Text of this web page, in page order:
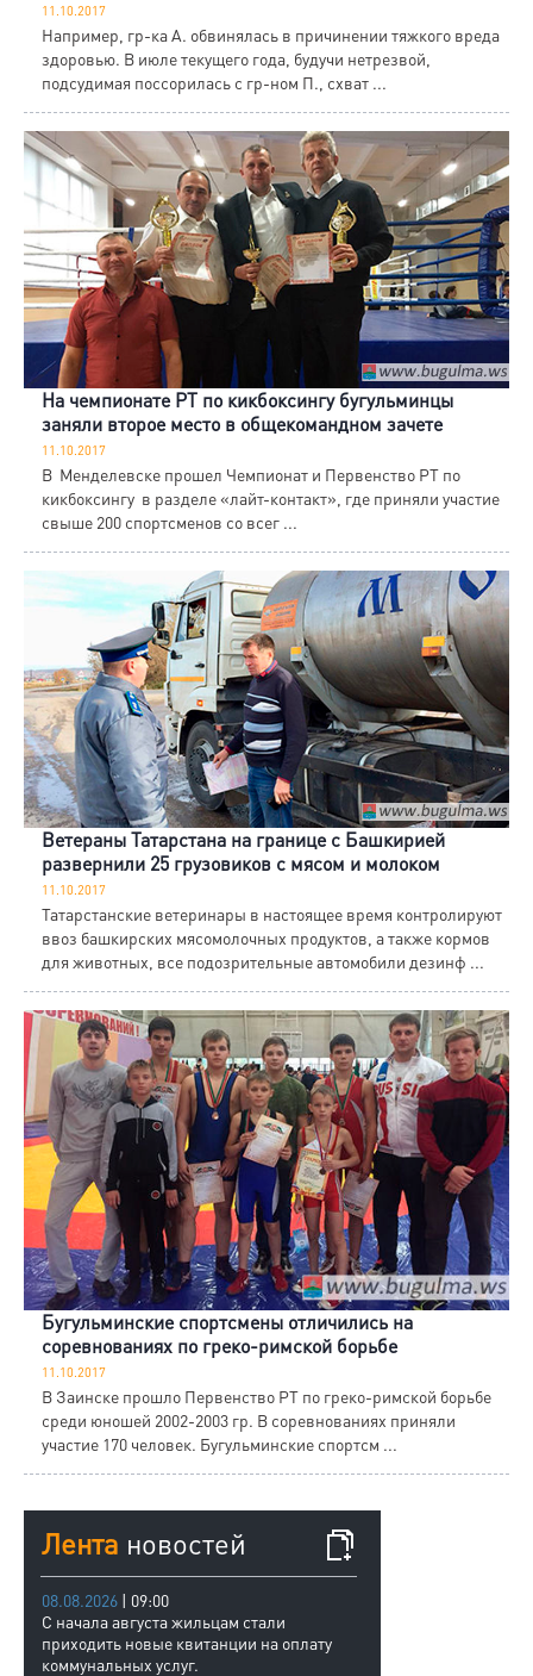
11.10.2017
Например, гр-ка А. обвинялась в причинении тяжкого вреда
здоровью. В июле текущего года, будучи нетрезвой,
подсудимая поссорилась с гр-ном П., схват ...
На чемпионате РТ по кикбоксингу бугульминцы
заняли второе место в общекомандном зачете
11.10.2017
В Менделевске прошел Чемпионат и Первенство РТ по
кикбоксингу в разделе «лайт-контакт», где приняли участие
свыше 200 спортсменов со всег ...
Ветераны Татарстана на границе с Башкирией
развернили 25 грузовиков с мясом и молоком
11.10.2017
Татарстанские ветеринары в настоящее время контролируют
ввоз башкирских мясомолочных продуктов, а также кормов
для животных, все подозрительные автомобили дезинф ...
Бугульминские спортсмены отличились на
соревнованиях по греко-римской борьбе
11.10.2017
В Заинске прошло Первенство РТ по греко-римской борьбе
среди юношей 2002-2003 гр. В соревнованиях приняли
участие 170 человек. Бугульминские спортсм ...
Лента новостей
08.08.2026 | 09:00
С начала августа жильцам стали
приходить новые квитанции на оплату
коммунальных услуг.